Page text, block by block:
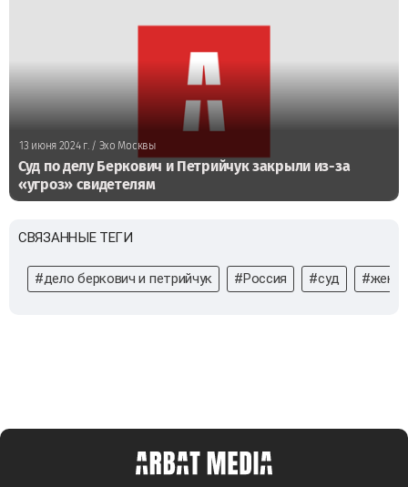
13 июня 2024 г./ Эхо Москвы
Суд по делу Беркович и Петрийчук закрыли из-за
«угроз» свидетелям
СВЯЗАННЫЕ ТЕГИ
#дело беркович и петрийчук #Россия #суд